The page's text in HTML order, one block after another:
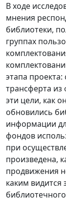
В ходе
мнения
библиотеки,
группах
этапа
трансферта
эти цели, как
обновились
информации
фондов
при
произведена,
продвижения
каким видится